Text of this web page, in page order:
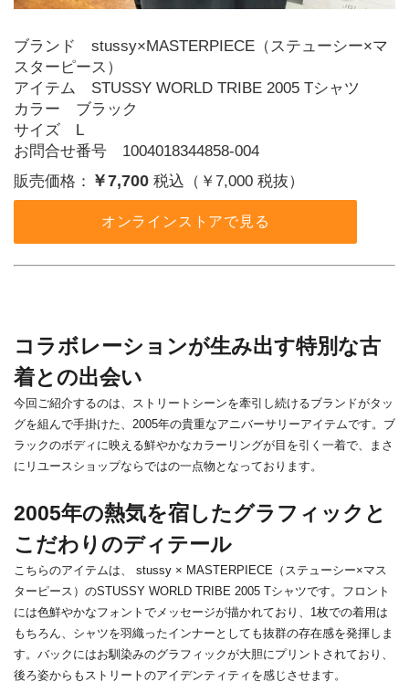
ブランド stussy×MASTERPIECE（ステューシー×マ
スターピース）
アイテム STUSSY WORLD TRIBE 2005 Tシャツ
カラー ブラック
サイズ L
お問合せ番号 1004018344858-004
販売価格： ￥7,700 税込（￥7,000 税抜）
オンラインストアで見る
コラボレーションが生み出す特別な古
着との出会い
今回ご紹介するのは、ストリートシーンを牽引し続けるブランドがタッ
グを組んで手掛けた、2005年の貴重なアニバーサリーアイテムです。ブ
ラックのボディに映える鮮やかなカラーリングが目を引く一着で、まさ
にリユースショップならではの一点物となっております。
2005年の熱気を宿したグラフィックと
こだわりのディテール
こちらのアイテムは、 stussy × MASTERPIECE（ステューシー×マス
ターピース）のSTUSSY WORLD TRIBE 2005 Tシャツです。フロント
には色鮮やかなフォントでメッセージが描かれており、1枚での着用は
もちろん、シャツを羽織ったインナーとしても抜群の存在感を発揮しま
す。バックにはお馴染みのグラフィックが大胆にプリントされており、
後ろ姿からもストリートのアイデンティティを感じさせます。